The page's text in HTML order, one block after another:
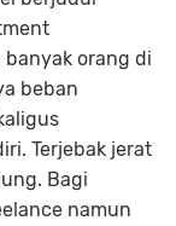
orang di
beban
Terjebak jerat
Bagi
namun